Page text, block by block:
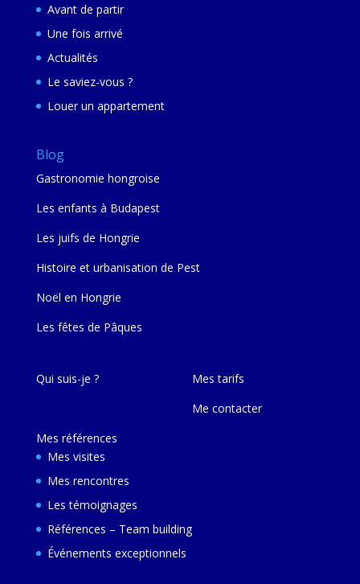
Avant de partir
Une fois arrivé
Actualités
Le saviez-vous ?
Louer un appartement
Blog
Gastronomie hongroise
Les enfants à Budapest
Les juifs de Hongrie
Histoire et urbanisation de Pest
Noël en Hongrie
Les fêtes de Pâques
Qui suis-je ?
Mes références
Mes visites
Mes rencontres
Les témoignages
Références – Team building
Événements exceptionnels
Mes tarifs
Me contacter